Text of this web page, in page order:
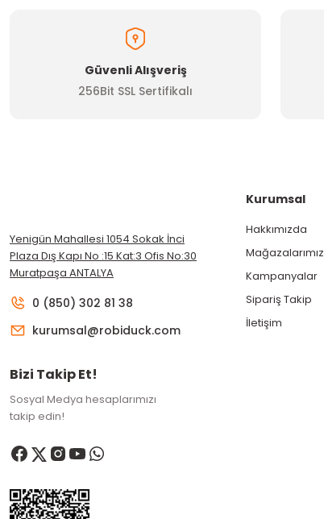
Güvenli Alışveriş
256Bit SSL Sertifikalı
Yenigün Mahallesi 1054 Sokak İnci
Plaza Dış Kapı No :15 Kat:3 Ofis No:30
Muratpaşa ANTALYA
0 (850) 302 81 38
kurumsal@robiduck.com
Bizi Takip Et!
Sosyal Medya hesaplarımızı
takip edin!
Kurumsal
Hakkımızda
Mağazalarımız
Kampanyalar
Sipariş Takip
İletişim